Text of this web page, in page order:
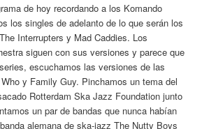
de hoy recordando a los Komando
los singles de adelanto de lo que serán los
Interrupters y Mad Caddies. Los
siguen con sus versiones y parece que
escuchamos las versiones de las
y Family Guy. Pinchamos un tema del
Rotterdam Ska Jazz Foundation junto
un par de bandas que nunca habían
alemana de ska-jazz The Nutty Boys